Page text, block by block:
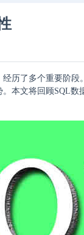
历了多个重要阶
本文将回顾SQL